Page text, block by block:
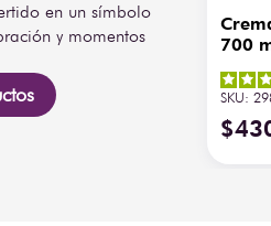
en un símbolo
y momentos
700
SKU:
$